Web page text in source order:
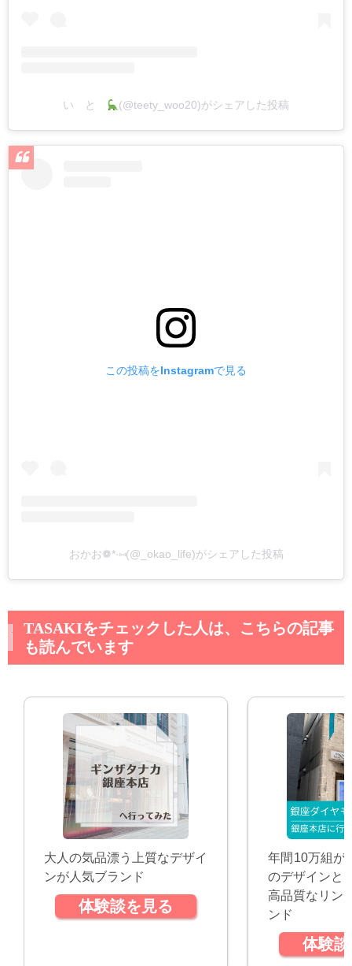
い と (@teety_woo20)がシェアした投稿
この投稿をInstagramで見る
おかお❁*·⑅(@_okao_life)がシェアした投稿
TASAKIをチェックした人は、こちらの記事
も読んでいます
大人の気品漂う上質なデザイ
ンが人気ブランド
体験談を見る
年間10万組が
のデザインと
高品質なリン
ンド
体験